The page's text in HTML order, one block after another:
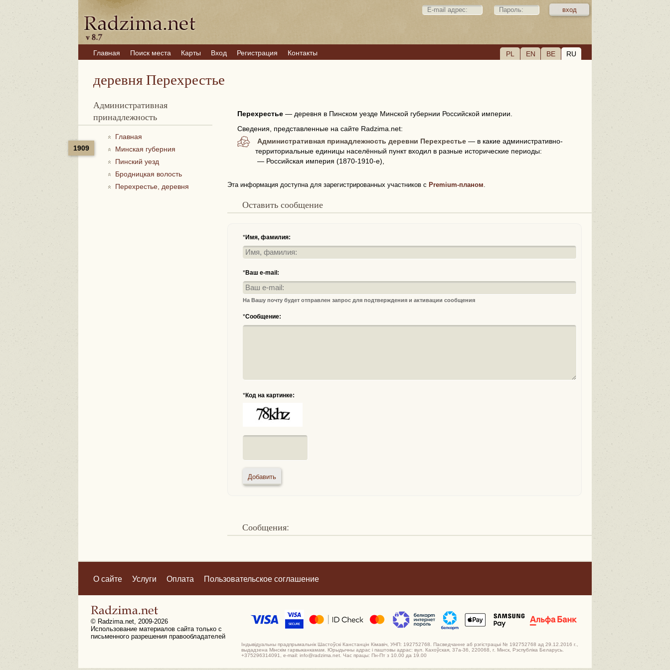
PL EN BE RU
Главная Поиск места Карты Вход Регистрация Контакты
деревня Перехрестье
Административная
принадлежность
1909
Главная
Минская губерния
Пинский уезд
Бродницкая волость
Перехрестье, деревня
Перехрестье— деревня в Пинском уезде Минской губернии Российской империи.
Сведения, представленные на сайте Radzima.net:
Административная принадлежность деревни Перехрестье — в какие административно-
территориальные единицы населённый пункт входил в разные исторические периоды:
— Российская империя (1870-1910-е),
Эта информация доступна для зарегистрированных участников с Premium-планом.
Оставить сообщение
*Имя, фамилия:
*Ваш e-mail:
На Вашу почту будет отправлен запрос для подтверждения и активации сообщения
*Сообщение:
*Код на картинке:
Сообщения:
О сайте Услуги Оплата Пользовательское соглашение
Індывідуальны прадпрымальнік Шастоўскі Канстанцін Кімавіч, УНП: 192752768. Пасведчанне аб рэгістрацыі № 192752768 ад 29.12.2016 г.,
выдадзена Мінскім гарвыканкамам. Юрыдычны адрас і паштовы адрас: вул. Кахоўская, 37а-36, 220068, г. Мінск, Рэспубліка Беларусь.
+375296314091, e-mail: info@radzima.net. Час працы: Пн-Пт з 10.00 да 19.00
© Radzima.net, 2009-2026
Использование материалов сайта только с
письменного разрешения правообладателей